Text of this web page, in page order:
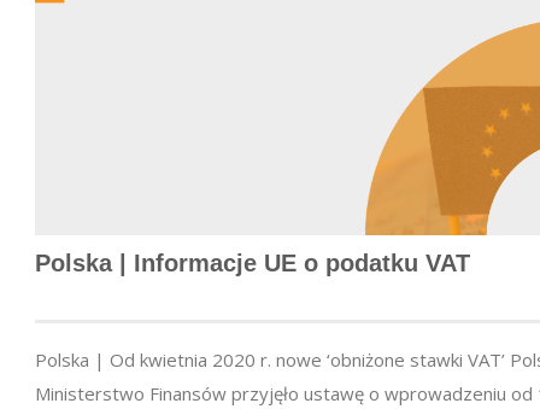
Polska | Informacje UE o podatku VAT
Polska | Od kwietnia 2020 r. nowe ‘obniżone stawki VAT’
Ministerstwo Finansów przyjęło ustawę o wprowadzeniu od